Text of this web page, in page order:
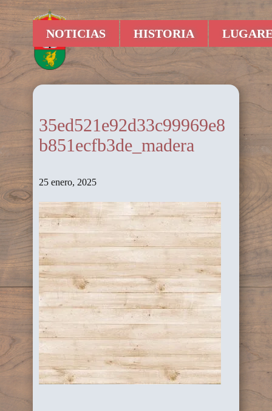
NOTICIAS HISTORIA
35ed521e92d33c99969e8
b851ecfb3de_madera
25 enero, 2025